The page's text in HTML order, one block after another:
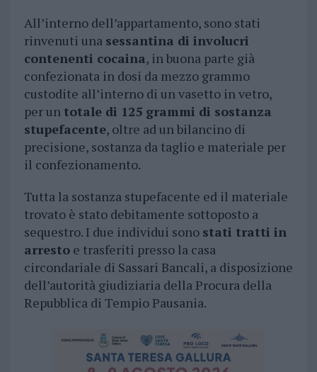
All’interno dell’appartamento, sono stati
rinvenuti una sessantina di involucri
contenenti cocaina, in buona parte già
confezionata in dosi da mezzo grammo
custodite all’interno di un vasetto in vetro,
per un totale di 125 grammi di sostanza
stupefacente, oltre ad un bilancino di
precisione, sostanza da taglio e materiale per
il confezionamento.
Tutta la sostanza stupefacente ed il materiale
trovato è stato debitamente sottoposto a
sequestro. I due individui sono stati tratti in
arrestoe trasferiti presso la casa
circondariale di Sassari Bancali, a disposizione
dell’autorità giudiziaria della Procura della
Repubblica di Tempio Pausania.